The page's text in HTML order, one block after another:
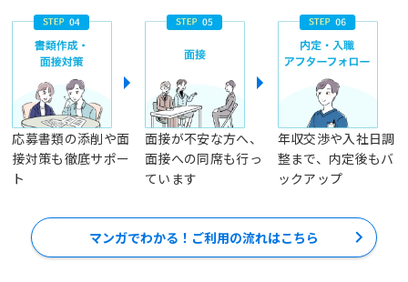
応募書類の添削や面
接対策も徹底サポー
ト
面接が不安な方へ、
面接への同席も行っ
ています
年収交渉や入社日調
整まで、内定後もバ
ックアップ
マンガでわかる！ご利用の流れはこちら